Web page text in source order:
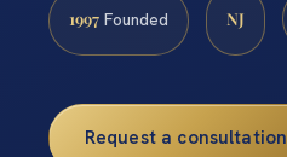
1997 Founded NJ
Request a consultation